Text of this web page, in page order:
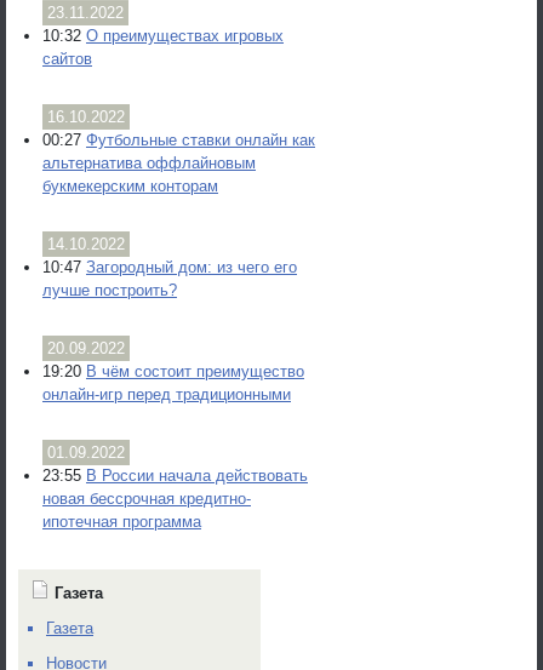
23.11.2022
10:32 О преимуществах игровых
сайтов
16.10.2022
00:27 Футбольные ставки онлайн как
альтернатива оффлайновым
букмекерским конторам
14.10.2022
10:47 Загородный дом: из чего его
лучше построить?
20.09.2022
19:20 В чём состоит преимущество
онлайн-игр перед традиционными
01.09.2022
23:55 В России начала действовать
новая бессрочная кредитно-
ипотечная программа
Газета
Газета
Новости